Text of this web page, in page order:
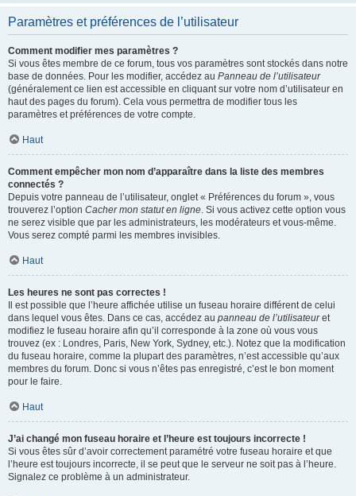
Paramètres et préférences de l’utilisateur
Comment modifier mes paramètres ?
Si vous êtes membre de ce forum, tous vos paramètres sont stockés dans notre
base de données. Pour les modifier, accédez au Panneau de l’utilisateur
(généralement ce lien est accessible en cliquant sur votre nom d’utilisateur en
haut des pages du forum). Cela vous permettra de modifier tous les
paramètres et préférences de votre compte.
Haut
Comment empêcher mon nom d’apparaître dans la liste des membres
connectés ?
Depuis votre panneau de l’utilisateur, onglet « Préférences du forum », vous
trouverez l’option Cacher mon statut en ligne. Si vous activez cette option vous
ne serez visible que par les administrateurs, les modérateurs et vous-même.
Vous serez compté parmi les membres invisibles.
Haut
Les heures ne sont pas correctes !
Il est possible que l’heure affichée utilise un fuseau horaire différent de celui
dans lequel vous êtes. Dans ce cas, accédez au panneau de l’utilisateuret
modifiez le fuseau horaire afin qu’il corresponde à la zone où vous vous
trouvez (ex : Londres, Paris, New York, Sydney, etc.). Notez que la modification
du fuseau horaire, comme la plupart des paramètres, n’est accessible qu’aux
membres du forum. Donc si vous n’êtes pas enregistré, c’est le bon moment
pour le faire.
Haut
J’ai changé mon fuseau horaire et l’heure est toujours incorrecte !
Si vous êtes sûr d’avoir correctement paramétré votre fuseau horaire et que
l’heure est toujours incorrecte, il se peut que le serveur ne soit pas à l’heure.
Signalez ce problème à un administrateur.